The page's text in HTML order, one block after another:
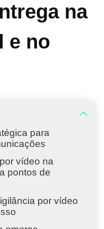
na
e no
para
vídeo na
pontos de
por vídeo